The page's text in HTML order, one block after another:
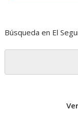
Búsqueda en El